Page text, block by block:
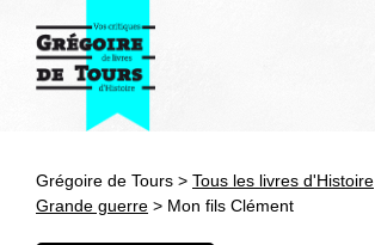
Antiquité
Grégoire de Tours > Tous les livres d'Histoire
Grande guerre > Mon fils Clément